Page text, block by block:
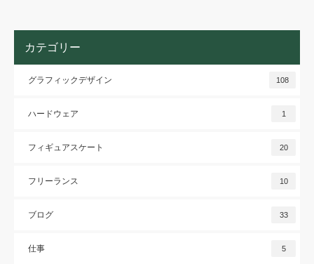
カテゴリー
グラフィックデザイン 108
ハードウェア 1
フィギュアスケート 20
フリーランス 10
ブログ 33
仕事 5